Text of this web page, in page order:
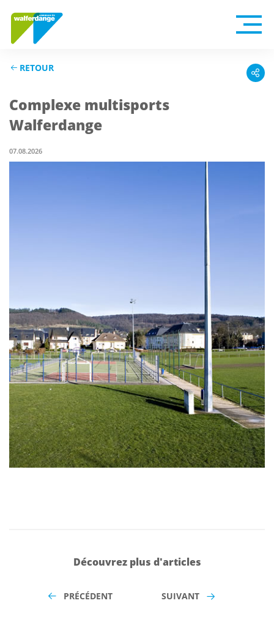
RETOUR
Complexe multisports
Walferdange
07.08.2026
Découvrez plus d'articles
PRÉCÉDENT SUIVANT